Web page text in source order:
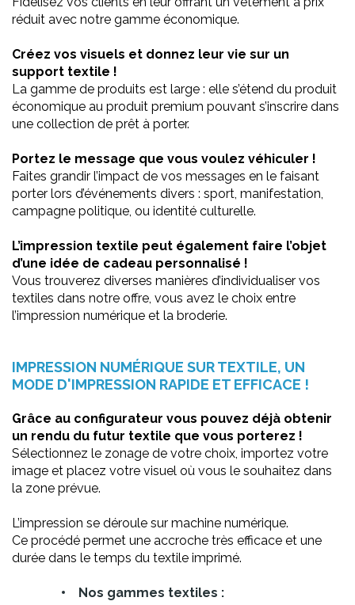
réduit avec notre gamme économique.
Créez vos visuels et donnez leur vie sur un
support textile !
La gamme de produits est large : elle s’étend du produit
économique au produit premium pouvant s’inscrire dans
une collection de prêt à porter.
Portez le message que vous voulez véhiculer !
Faites grandir l’impact de vos messages en le faisant
porter lors d’événements divers : sport, manifestation,
campagne politique, ou identité culturelle.
L’impression textile peut également faire l’objet
d’une idée de cadeau personnalisé !
Vous trouverez diverses manières d’individualiser vos
textiles dans notre offre, vous avez le choix entre
l’impression numérique et la broderie.
IMPRESSION NUMÉRIQUE SUR TEXTILE, UN
MODE D'IMPRESSION RAPIDE ET EFFICACE !
Grâce au configurateur vous pouvez déjà obtenir
un rendu du futur textile que vous porterez !
Sélectionnez le zonage de votre choix, importez votre
image et placez votre visuel où vous le souhaitez dans
la zone prévue.
L’impression se déroule sur machine numérique.
Ce procédé permet une accroche très efficace et une
durée dans le temps du textile imprimé.
Nos gammes textiles :